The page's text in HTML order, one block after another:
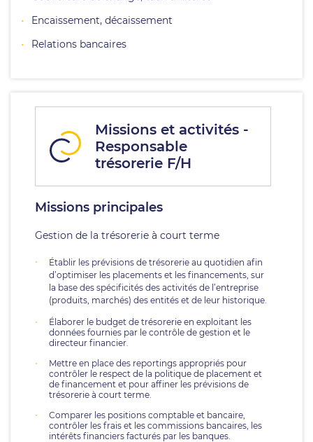
Encaissement, décaissement
Relations bancaires
Missions et activités -
Responsable
trésorerie F/H
Missions principales
Gestion de la trésorerie à court terme
Établir les prévisions de trésorerie au quotidien afin
d’optimiser les placements et les financements, sur
la base des spécificités des activités de l’entreprise
(produits, marchés) des entités et de leur historique.
Élaborer le budget de trésorerie en exploitant les
données fournies par le contrôle de gestion et le
directeur financier.
Mettre en place des reportings appropriés pour
contrôler le respect de la politique de placement et
de financement et pour affiner les prévisions de
trésorerie à court terme.
Comparer les positions comptable et bancaire,
contrôler les frais et les commissions bancaires, les
intérêts financiers facturés par les banques.